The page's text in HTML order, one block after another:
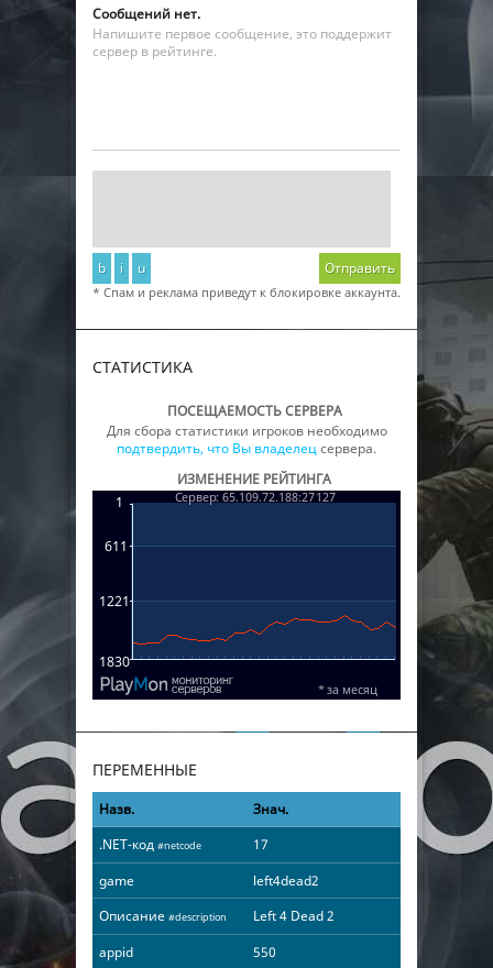
Сообщений нет.
Напишите первое сообщение, это поддержит
сервер в рейтинге.
b i u Отправить
* Спам и реклама приведут к блокировке аккаунта.
СТАТИСТИКА
ПОСЕЩАЕМОСТЬ СЕРВЕРА
Для сбора статистики игроков необходимо
подтвердить, что Вы владелецсервера.
ИЗМЕНЕНИЕ РЕЙТИНГА
ПЕРЕМЕННЫЕ
Назв.
Знач.
.NET-код #netcode
17
game
left4dead2
Описание #description
Left 4 Dead 2
appid
550